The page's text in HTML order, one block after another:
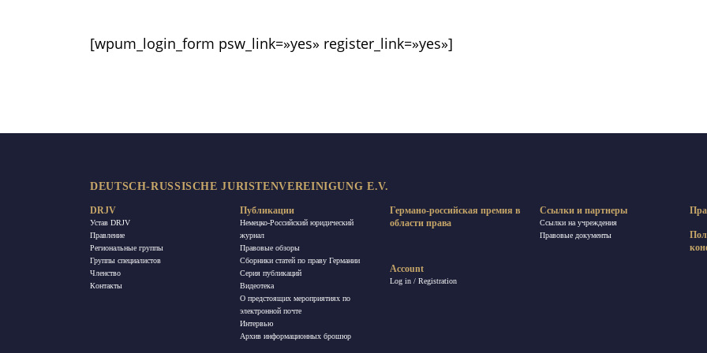
[wpum_login_form psw_link=»yes» register_link=»yes»]
DEUTSCH-RUSSISCHE JURISTENVEREINIGUNG E.V.
DRJV
Устав DRJV
Правление
Региональные группы
Группы специалистов
Членство
Контакты
Публикации
Немецко-Российский юридический
журнал
Правовые обзоры
Сборники статей по праву Германии
Ceрия публикаций
Видеотека
О предстоящих мероприятиях по
электронной почте
Интервью
Архив информационных брошюр
Германо-российская премия в
области права
Account
Log in / Registration
Ссылки и партнеры
Ссылки на учреждения
Правовые документы